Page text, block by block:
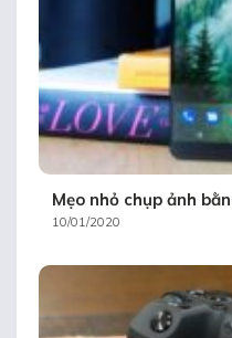
Mẹo nhỏ chụp ảnh
10/01/2020